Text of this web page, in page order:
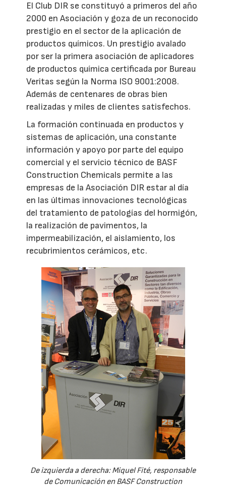
El Club DIR se constituyó a primeros del año
2000 en Asociación y goza de un reconocido
prestigio en el sector de la aplicación de
productos químicos. Un prestigio avalado
por ser la primera asociación de aplicadores
de productos química certificada por Bureau
Veritas según la Norma ISO 9001:2008.
Además de centenares de obras bien
realizadas y miles de clientes satisfechos.
La formación continuada en productos y
sistemas de aplicación, una constante
información y apoyo por parte del equipo
comercial y el servicio técnico de BASF
Construction Chemicals permite a las
empresas de la Asociación DIR estar al día
en las últimas innovaciones tecnológicas
del tratamiento de patologías del hormigón,
la realización de pavimentos, la
impermeabilización, el aislamiento, los
recubrimientos cerámicos, etc.
De izquierda a derecha: Miquel Fité, responsable
de Comunicación en BASF Construction